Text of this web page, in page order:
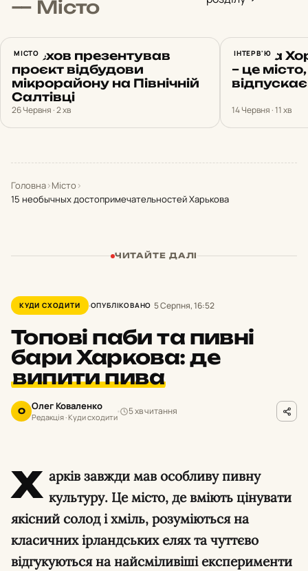
— Місто
МІСТО
Терехов презентував
проєкт відбудови
мікрорайону на Північній
Салтівці
26 Червня · 2 хв
ІНТЕРВ'Ю
Тетяна
– це
14 Червня · 11 хв
Головна›Місто ›
15 необычных достопримечательностей Харькова
ЧИТАЙТЕ ДАЛІ
КУДИ СХОДИТИ ОПУБЛІКОВАНО 5 Серпня, 16:52
Топові паби та пивні
бари Харкова: де
випити пива
О Олег Коваленко
Редакція · Куди сходити
5 хв читання
Х арків завжди мав особливу пивну
культуру. Це місто, де вміють цінувати
якісний солод і хміль, розуміються на
класичних ірландських елях та чуттєво
відгукуються на найсміливіші експерименти